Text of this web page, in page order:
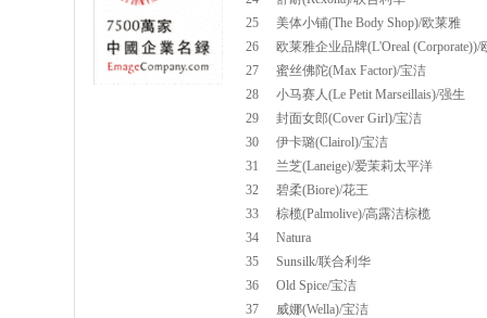
25
美体小铺(The Body Shop)/欧莱雅
26
欧莱雅企业品牌(L'Oreal (Corporate))/
27
蜜丝佛陀(Max Factor)/宝洁
28
小马赛人(Le Petit Marseillais)/强生
29
封面女郎(Cover Girl)/宝洁
30
伊卡璐(Clairol)/宝洁
31
兰芝(Laneige)/爱茉莉太平洋
32
碧柔(Biore)/花王
33
棕榄(Palmolive)/高露洁棕榄
34
Natura
35
Sunsilk/联合利华
36
Old Spice/宝洁
37
威娜(Wella)/宝洁